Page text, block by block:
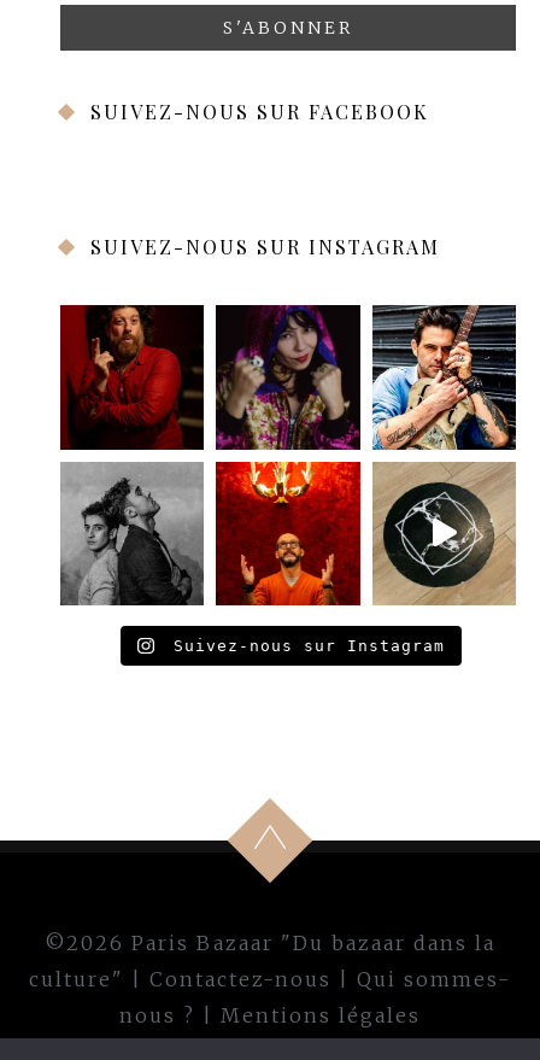
SUIVEZ-NOUS SUR FACEBOOK
SUIVEZ-NOUS SUR INSTAGRAM
Suivez-nous sur Instagram
©2026 Paris Bazaar "Du bazaar dans la
culture" | Contactez-nous
Qui sommes-
nous ?
Mentions légales